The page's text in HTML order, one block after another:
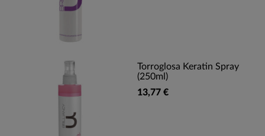
Torroglosa Keratin Spray
(250ml)
13,77 €